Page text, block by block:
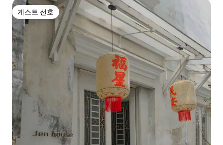
게스트 선호
게스트 선호